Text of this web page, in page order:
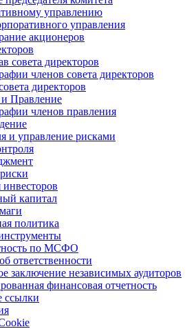
управлению
управления
акционеров
совета директоров
членов совета директоров
директоров
Правление
членов правления
и управление рисками
капитал
политика
по МСФО
ответственности
заключение независимых аудиторов
финансовая отчетность
ссылки